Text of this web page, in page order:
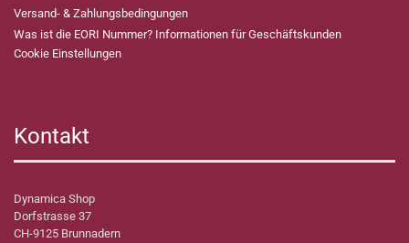
Versand- & Zahlungsbedingungen
Was ist die EORI Nummer? Informationen für Geschäftskunden
Cookie Einstellungen
Kontakt
Dynamica Shop
Dorfstrasse 37
CH-9125 Brunnadern